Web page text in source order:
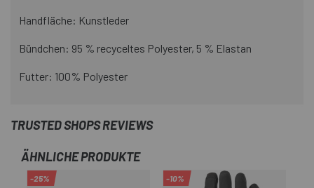
Handfläche: Kunstleder
Bündchen: 95 % recyceltes Polyester, 5 % Elastan
Futter: 100% Polyester
TRUSTED SHOPS REVIEWS
ÄHNLICHE PRODUKTE
-25% -10%